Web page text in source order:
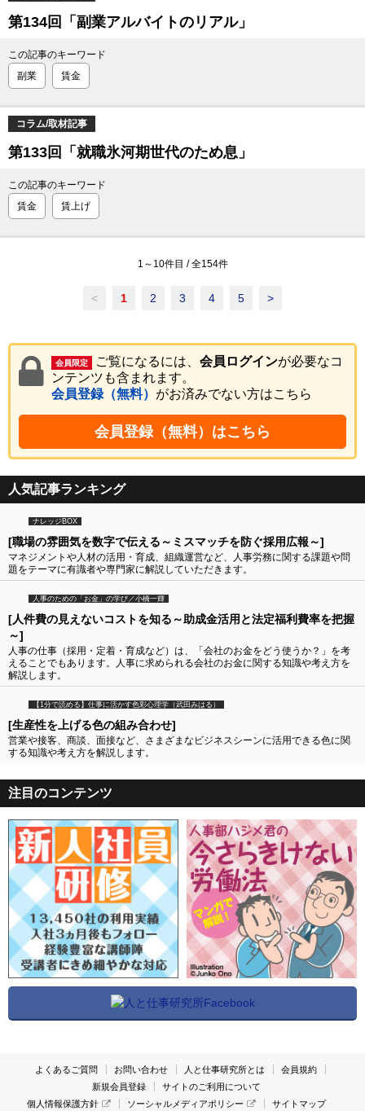
第134回「副業アルバイトのリアル」
この記事のキーワード
副業
賃金
コラム/取材記事
第133回「就職氷河期世代のため息」
この記事のキーワード
賃金
賃上げ
1 ～ 10件目 / 全154件
< 1 2 3 4 5 >
会員限定 ご覧になるには、 会員ログインが必要なコ
ンテンツも含まれます。
会員登録（無料） がお済みでない方はこちら
会員登録（無料）はこちら
人気記事ランキング
ナレッジBOX
[職場の雰囲気を数字で伝える～ミスマッチを防ぐ採用広報～]
マネジメントや人材の活用・育成、組織運営など、人事労務に関する課題や問
題をテーマに有識者や専門家に解説していただきます。
人事のための「お金」の学び／小橋一輝
[人件費の見えないコストを知る～助成金活用と法定福利費率を把握
～]
人事の仕事（採用・定着・育成など）は、「会社のお金をどう使うか？」を考
えることでもあります。人事に求められる会社のお金に関する知識や考え方を
解説します。
【1分で読める】仕事に活かす色彩心理学（武田みはる）
[生産性を上げる色の組み合わせ]
営業や接客、商談、面接など、さまざまなビジネスシーンに活用できる色に関
する知識や考え方を解説します。
注目のコンテンツ
よくあるご質問 お問い合わせ 人と仕事研究所とは
会員規約
新規会員登録
サイトのご利用について
個人情報保護方針
ソーシャルメディアポリシー サイトマップ